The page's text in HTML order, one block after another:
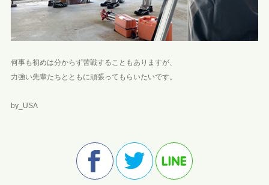
何事も初めは分からず苦戦することもありますが、
力強い先輩たちとともに頑張ってもらいたいです。
by_USA